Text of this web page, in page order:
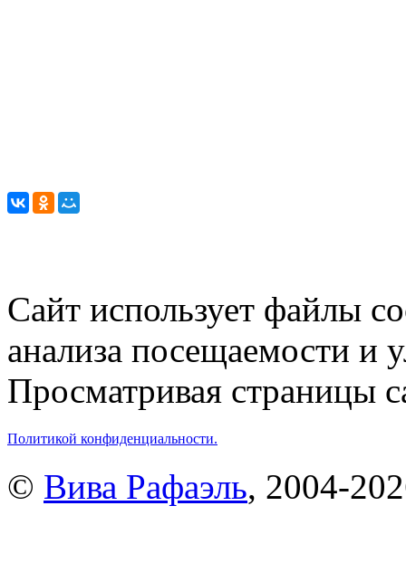
Сайт использует файлы
анализа посещаемости и
Просматривая страницы
Политикой конфиденциальности.
© Вива Рафаэль, 2004-